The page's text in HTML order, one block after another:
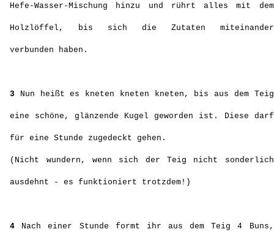
Hefe-Wasser-Mischung hinzu und rührt alles mit dem
Holzlöffel, bis sich die Zutaten miteinander
verbunden haben.
3 Nun heißt es kneten kneten kneten, bis aus dem Teig
eine schöne, glänzende Kugel geworden ist. Diese darf
für eine Stunde zugedeckt gehen.
(Nicht wundern, wenn sich der Teig nicht sonderlich
ausdehnt - es funktioniert trotzdem!)
4 Nach einer Stunde formt ihr aus dem Teig 4 Buns,